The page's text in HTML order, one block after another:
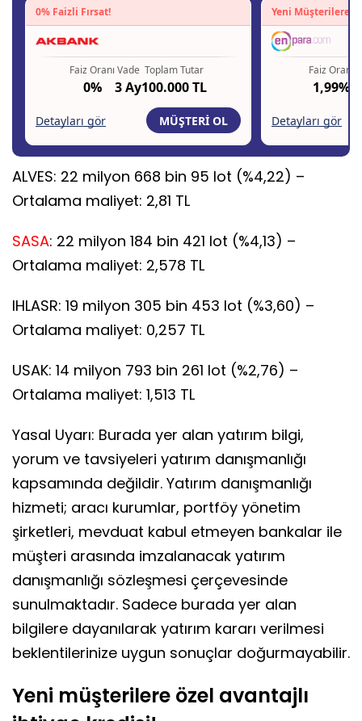
ALVES: 22 milyon 668 bin 95 lot (%4,22) –
Ortalama maliyet: 2,81 TL
SASA: 22 milyon 184 bin 421 lot (%4,13) –
Ortalama maliyet: 2,578 TL
IHLASR: 19 milyon 305 bin 453 lot (%3,60) –
Ortalama maliyet: 0,257 TL
USAK: 14 milyon 793 bin 261 lot (%2,76) –
Ortalama maliyet: 1,513 TL
Yasal Uyarı: Burada yer alan yatırım bilgi,
yorum ve tavsiyeleri yatırım danışmanlığı
kapsamında değildir. Yatırım danışmanlığı
hizmeti; aracı kurumlar, portföy yönetim
şirketleri, mevduat kabul etmeyen bankalar ile
müşteri arasında imzalanacak yatırım
danışmanlığı sözleşmesi çerçevesinde
sunulmaktadır. Sadece burada yer alan
bilgilere dayanılarak yatırım kararı verilmesi
beklentilerinize uygun sonuçlar doğurmayabilir.
Yeni müşterilere özel avantajlı